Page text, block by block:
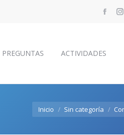
in
PREGUNTAS ACTIVIDADES
Estás aquí:
Inicio Sin categoría